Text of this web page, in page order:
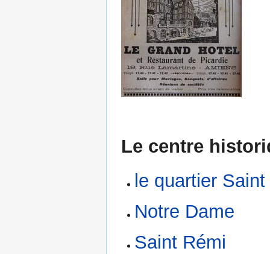
Le centre
le quartier Saint
Notre Dame
Saint Rémi